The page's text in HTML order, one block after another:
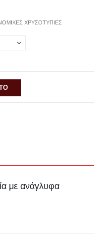
ΧΡΥΣΟΤΥΠΙΕΣ
με ανάγλυφα